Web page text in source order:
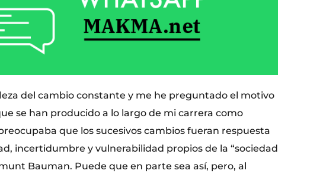
del cambio constante y me he preguntado el motivo
se han producido a lo largo de mi carrera como
que los sucesivos cambios fueran respuesta
incertidumbre y vulnerabilidad propios de la “sociedad
Bauman. Puede que en parte sea así, pero, al